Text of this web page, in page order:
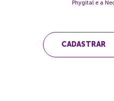
Phygital e a
CADASTRAR